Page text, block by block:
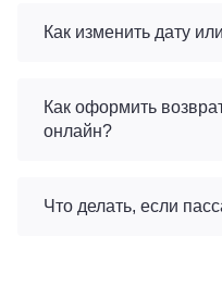
Как изменить дату
Как оформить
онлайн?
Что делать, если